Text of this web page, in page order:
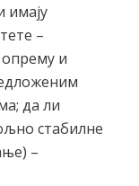
имају
–
и
да ли
стабилне
–